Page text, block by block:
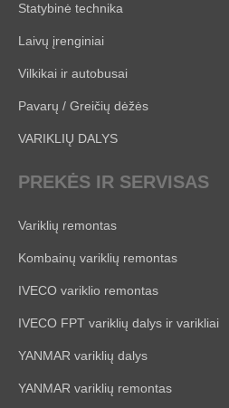
Statybinė technika
Laivų įrenginiai
Vilkikai ir autobusai
Pavarų / Greičių dėžės
VARIKLIŲ DALYS
PREKĖS IR SERVISAS
Variklių remontas
Kombainų variklių remontas
IVECO variklio remontas
IVECO FPT variklių dalys ir varikliai
YANMAR variklių dalys
YANMAR variklių remontas